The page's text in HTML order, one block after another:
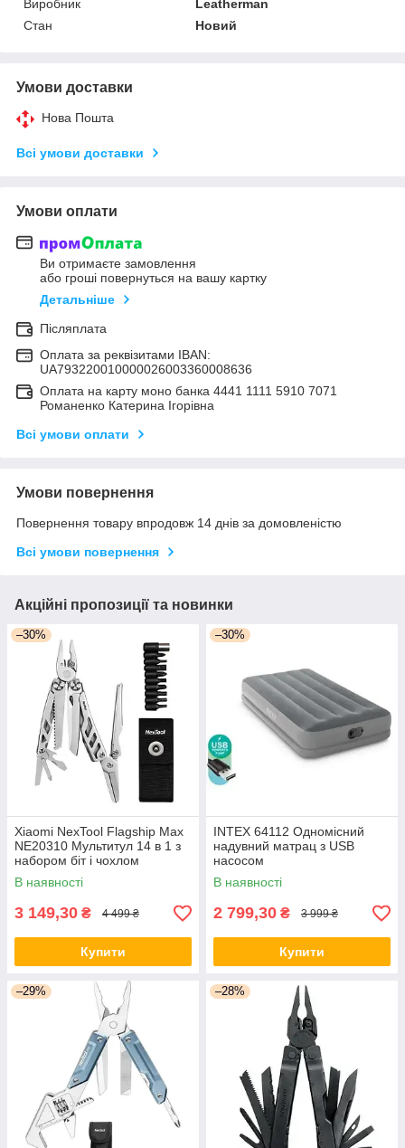
Виробник
Leatherman
Стан
Новий
Умови доставки
Нова Пошта
Всі умови доставки
Умови оплати
Ви отримаєте замовлення
або гроші повернуться на вашу картку
Детальніше
Післяплата
Оплата за реквізитами IBAN:
UA793220010000026003360008636
Оплата на карту моно банка 4441 1111 5910 7071
Романенко Катерина Ігорівна
Всі умови оплати
Умови повернення
Повернення товару впродовж 14 днів за домовленістю
Всі умови повернення
Акційні пропозиції та новинки
–30%
Xiaomi NexTool Flagship Max
NE20310 Мультитул 14 в 1 з
набором біт і чохлом
В наявності
3 149,30 ₴ 4 499 ₴
Купити
–30%
INTEX 64112 Одномісний
надувний матрац з USB
насосом
В наявності
2 799,30 ₴ 3 999 ₴
Купити
–29% –28%